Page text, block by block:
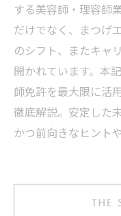
する美容師・理容師
だけでなく、まつげ
のシフト、またキャ
開かれています。本
師免許を最大限に活
徹底解説。安定した
かつ前向きなヒント